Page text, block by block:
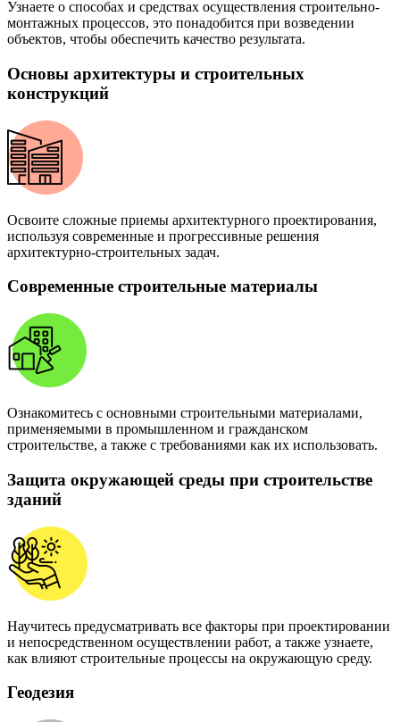
Узнаете о способах и средствах осуществления строительно-
монтажных процессов, это понадобится при возведении
объектов, чтобы обеспечить качество результата.
Основы архитектуры и строительных
конструкций
Освоите сложные приемы архитектурного проектирования,
используя современные и прогрессивные решения
архитектурно-строительных задач.
Современные строительные материалы
Ознакомитесь с основными строительными материалами,
применяемыми в промышленном и гражданском
строительстве, а также с требованиями как их использовать.
Защита окружающей среды при строительстве
зданий
Научитесь предусматривать все факторы при проектировании
и непосредственном осуществлении работ, а также узнаете,
как влияют строительные процессы на окружающую среду.
Геодезия